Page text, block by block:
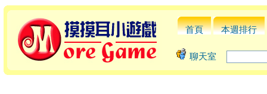
首頁 本週排行
聊天室